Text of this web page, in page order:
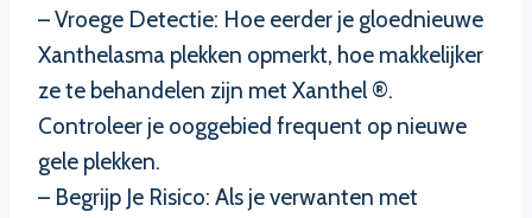
– Vroege Detectie: Hoe eerder je gloednieuwe
Xanthelasma plekken opmerkt, hoe makkelijker
ze te behandelen zijn met Xanthel ®.
Controleer je ooggebied frequent op nieuwe
gele plekken.
– Begrijp Je Risico: Als je verwanten met